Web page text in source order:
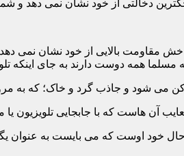
بالایی از خود نشان نمی دهد-
همه دوست دارند به جای اینکه
خود اوست که می بایست به عنوان